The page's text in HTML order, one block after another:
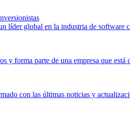
líder global en la industria de
y forma parte de una empresa que
con las últimas noticias y